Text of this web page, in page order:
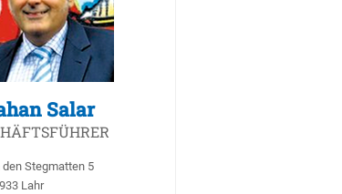
Salar
den Stegmatten 5
Lahr